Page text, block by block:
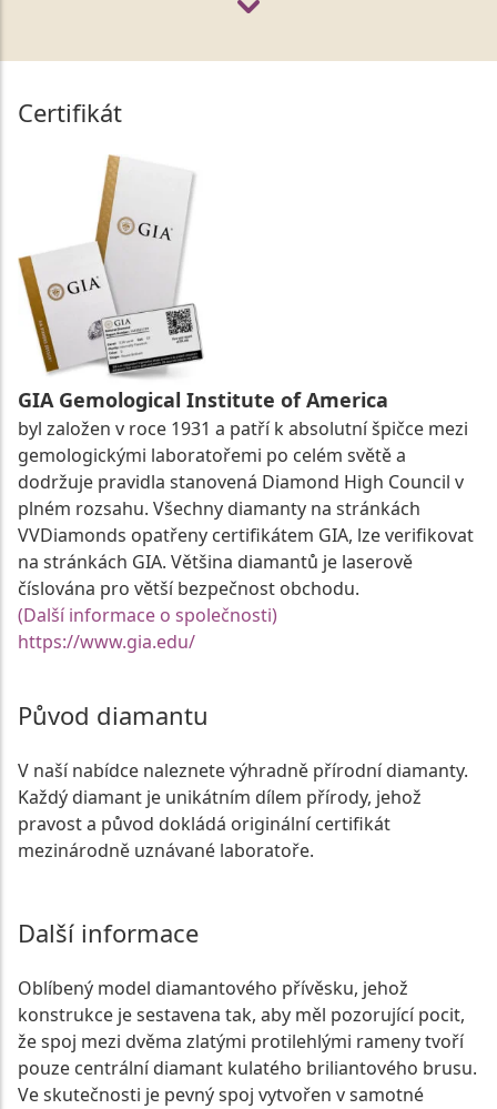
Certifikát
GIA Gemological Institute of America
byl založen v roce 1931 a patří k absolutní špičce mezi
gemologickými laboratořemi po celém světě a
dodržuje pravidla stanovená Diamond High Council v
plném rozsahu. Všechny diamanty na stránkách
VVDiamonds opatřeny certifikátem GIA, lze verifikovat
na stránkách GIA. Většina diamantů je laserově
číslována pro větší bezpečnost obchodu.
(Další informace o společnosti)
https://www.gia.edu/
Původ diamantu
V naší nabídce naleznete výhradně přírodní diamanty.
Každý diamant je unikátním dílem přírody, jehož
pravost a původ dokládá originální certifikát
mezinárodně uznávané laboratoře.
Další informace
Oblíbený model diamantového přívěsku, jehož
konstrukce je sestavena tak, aby měl pozorující pocit,
že spoj mezi dvěma zlatými protilehlými rameny tvoří
pouze centrální diamant kulatého briliantového brusu.
Ve skutečnosti je pevný spoj vytvořen v samotné